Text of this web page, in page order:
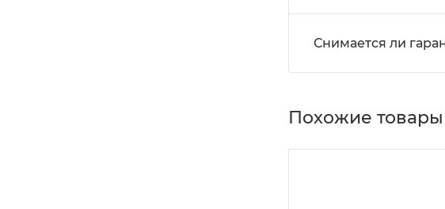
Снимается ли
Похожие товары